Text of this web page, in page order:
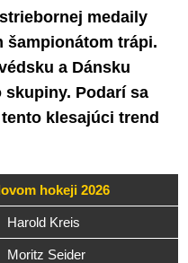
medaily
šampionátom trápi.
a Dánsku
Podarí sa
klesajúci trend
hokeji 2026
Harold Kreis
Moritz Seider